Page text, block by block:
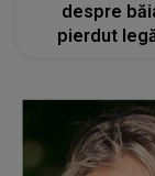
despre
pierdut